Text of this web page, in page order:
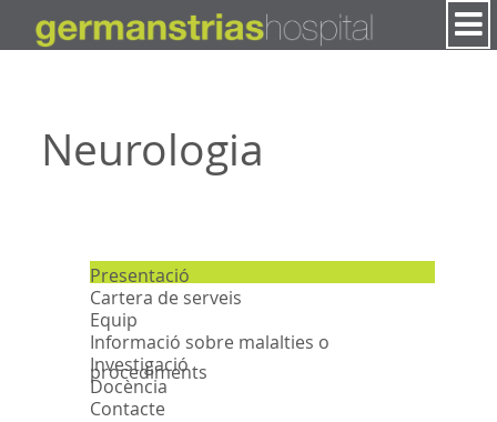
Neurologia
Presentació
Cartera de serveis
Equip
Informació sobre malalties o
procediments
Investigació
Docència
Contacte